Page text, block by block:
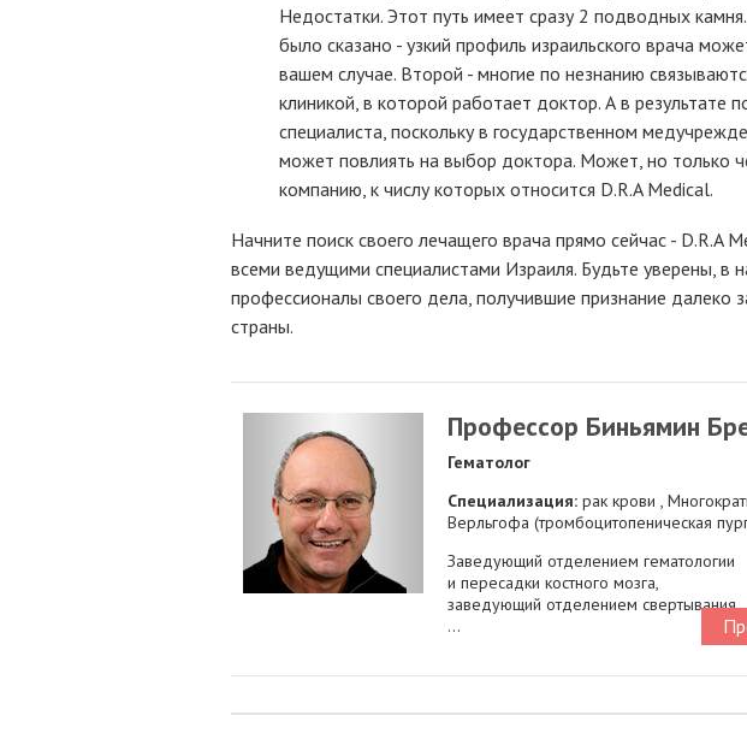
Недостатки. Этот путь имеет сразу 2 подводных
было сказано - узкий профиль израильского врача
вашем случае. Второй - многие по незнанию
клиникой, в которой работает доктор. А в результате
специалиста, поскольку в государственном
может повлиять на выбор доктора. Может, но только
компанию, к числу которых относится D.R.A Medical.
Начните поиск своего лечащего врача прямо сейчас - D.R.A
всеми ведущими специалистами Израиля. Будьте уверены, в
профессионалы своего дела, получившие признание далеко
страны.
Профессор Биньямин
Гематолог
Специализация: рак крови ,
Верльгофа (тромбоцитопеническая
Заведующий отделением гематологии
и пересадки костного мозга,
заведующий отделением свертывания
...